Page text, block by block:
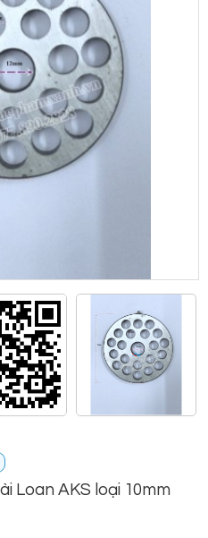
Loan AKS loại 10mm